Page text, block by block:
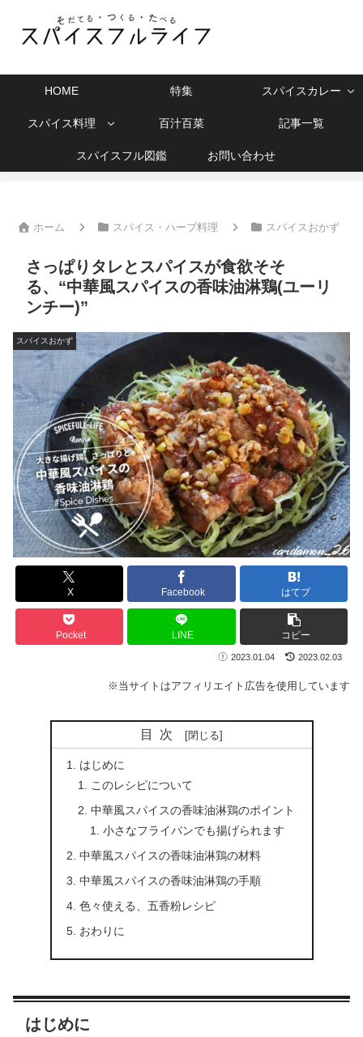
HOME 特集 スパイスカレー
スパイス料理 百汁百菜 記事一覧
スパイスフル図鑑 お問い合わせ
ホーム スパイス・ハーブ料理 スパイスおかず
さっぱりタレとスパイスが食欲そそ
る、“中華風スパイスの香味油淋鶏(ユーリ
ンチー)”
スパイスおかず
X Facebook はてブ
Pocket LINE コピー
2023.01.04 2023.02.03
※当サイトはアフィリエイト広告を使用しています
目次
はじめに
このレシピについて
中華風スパイスの香味油淋鶏のポイント
小さなフライパンでも揚げられます
中華風スパイスの香味油淋鶏の材料
中華風スパイスの香味油淋鶏の手順
色々使える、五香粉レシピ
おわりに
はじめに